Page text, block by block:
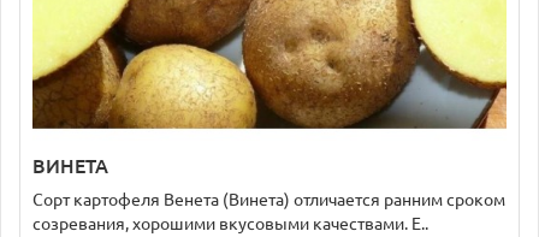
ВИНЕТА
Сорт картофеля Венета (Винета) отличается ранним сроком
созревания, хорошими вкусовыми качествами. Е..